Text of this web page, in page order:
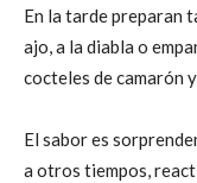
En la tarde preparan
ajo, a la diabla o
cocteles de camarón
El sabor es
a otros tiempos,